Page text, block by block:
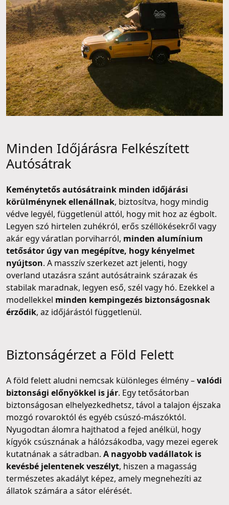
Minden Időjárásra Felkészített
Autósátrak
Keménytetős autósátraink minden időjárási
körülménynek ellenállnak, biztosítva, hogy mindig
védve legyél, függetlenül attól, hogy mit hoz az égbolt.
Legyen szó hirtelen zuhékról, erős széllökésekről vagy
akár egy váratlan porviharról, minden alumínium
tetősátor úgy van megépítve, hogy kényelmet
nyújtson. A masszív szerkezet azt jelenti, hogy
overland utazásra szánt autósátraink szárazak és
stabilak maradnak, legyen eső, szél vagy hó. Ezekkel a
modellekkel minden kempingezés biztonságosnak
érződik, az időjárástól függetlenül.
Biztonságérzet a Föld Felett
A föld felett aludni nemcsak különleges élmény –valódi
biztonsági előnyökkel is jár. Egy tetősátorban
biztonságosan elhelyezkedhetsz, távol a talajon éjszaka
mozgó rovaroktól és egyéb csúszó-mászóktól.
Nyugodtan álomra hajthatod a fejed anélkül, hogy
kígyók csúsznának a hálózsákodba, vagy mezei egerek
kutatnának a sátradban. A nagyobb vadállatok is
kevésbé jelentenek veszélyt, hiszen a magasság
természetes akadályt képez, amely megnehezíti az
állatok számára a sátor elérését.